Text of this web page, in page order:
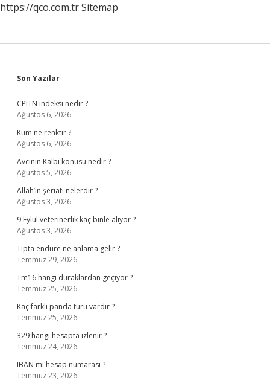
https://qco.com.trSitemap
Sidebar
Son Yazılar
CPITN indeksi nedir ?
Ağustos 6, 2026
Kum ne renktir ?
Ağustos 6, 2026
Avcının Kalbi konusu nedir ?
Ağustos 5, 2026
Allah’ın şeriatı nelerdir ?
Ağustos 3, 2026
9 Eylül veterinerlik kaç binle alıyor ?
Ağustos 3, 2026
Tıpta endure ne anlama gelir ?
Temmuz 29, 2026
Tm16 hangi duraklardan geçiyor ?
Temmuz 25, 2026
Kaç farklı panda türü vardır ?
Temmuz 25, 2026
329 hangi hesapta izlenir ?
Temmuz 24, 2026
IBAN mı hesap numarası ?
Temmuz 23, 2026